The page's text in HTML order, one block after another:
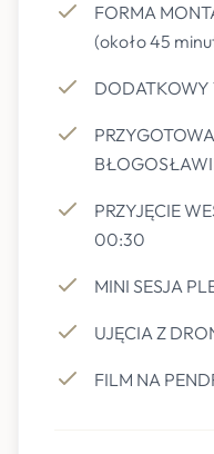
FORMA
(około 45
DODATKOWY
PRZYJĘCIE
00:30
MINI SESJA
UJĘCIA Z
FILM NA